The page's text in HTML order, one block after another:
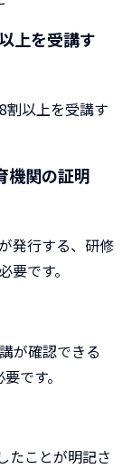
上を受講す
割以上を受講す
機関の証明
発行する、研修
です。
が確認できる
です。
たことが明記さ